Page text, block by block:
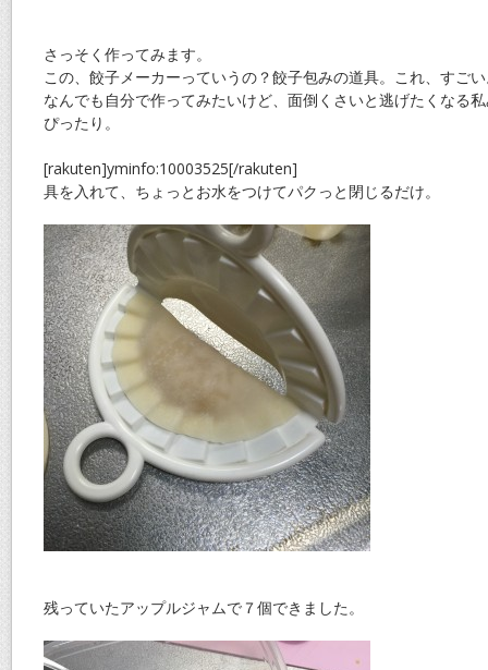
さっそく作ってみます。
この、餃子メーカーっていうの？餃子包みの道具。これ、すご
なんでも自分で作ってみたいけど、面倒くさいと逃げたくなる
ぴったり。
[rakuten]yminfo:10003525[/rakuten]
具を入れて、ちょっとお水をつけてパクっと閉じるだけ。
残っていたアップルジャムで７個できました。